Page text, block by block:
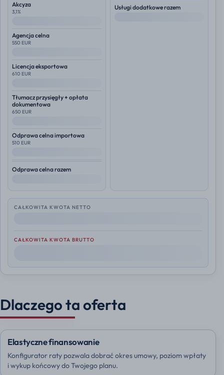
Akcyza
3,1%
Agencja celna
550 EUR
Licencja eksportowa
610 EUR
Tłumacz przysięgły + opłata
dokumentowa
650 EUR
Odprawa celna importowa
510 EUR
Odprawa celna razem
Usługi dodatkowe razem
CAŁKOWITA KWOTA NETTO
CAŁKOWITA KWOTA BRUTTO
Dlaczego ta oferta
Elastyczne finansowanie
Konfigurator raty pozwala dobrać okres umowy, poziom wpłaty
i wykup końcowy do Twojego planu.